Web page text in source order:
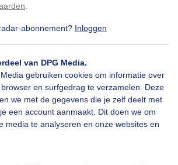
abonnement? Inloggen
van DPG Media.
gebruiken cookies om informatie over
en surfgedrag te verzamelen. Deze
we met de gegevens die je zelf deelt met
een account aanmaakt. Dit doen we om
media te analyseren en onze websites en